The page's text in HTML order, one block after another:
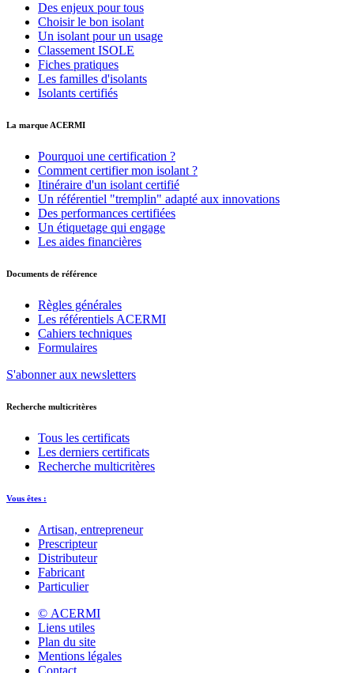
Des enjeux pour tous
Choisir le bon isolant
Un isolant pour un usage
Classement ISOLE
Fiches pratiques
Les familles d'isolants
Isolants certifiés
La marque ACERMI
Pourquoi une certification ?
Comment certifier mon isolant ?
Itinéraire d'un isolant certifié
Un référentiel "tremplin" adapté aux innovations
Des performances certifiées
Un étiquetage qui engage
Les aides financières
Documents de référence
Règles générales
Les référentiels ACERMI
Cahiers techniques
Formulaires
S'abonner aux newsletters
Recherche multicritères
Tous les certificats
Les derniers certificats
Recherche multicritères
Vous êtes :
Artisan, entrepreneur
Prescripteur
Distributeur
Fabricant
Particulier
© ACERMI
Liens utiles
Plan du site
Mentions légales
Contact